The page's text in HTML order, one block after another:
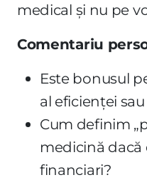
medical și nu pe
Comentariu
Este bonusul
al eficienței
Cum definim
medicină
financiari?